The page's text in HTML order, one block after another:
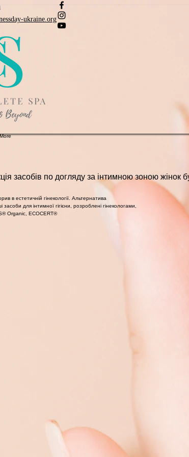
ukraine.org
More
засобів по догляду за інтимною зоною жінок
в естетичній гінекології. Альтернатива
для інтимної гігієни, розроблені гінекологами,
Organic, ECOCERT®